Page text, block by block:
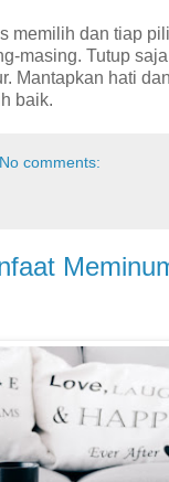
memilih dan tiap
masing. Tutup
Mantapkan hati
baik.
No comments: